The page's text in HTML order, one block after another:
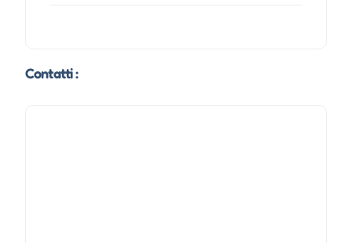
Contatti :